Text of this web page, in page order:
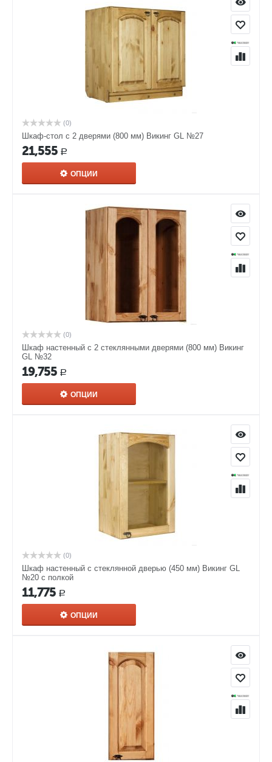
(0)
Шкаф-стол с 2 дверями (800 мм) Викинг GL №27
21,555 Р
ОПЦИИ
(0)
Шкаф настенный с 2 стеклянными дверями (800 мм) Викинг
GL №32
19,755 Р
ОПЦИИ
(0)
Шкаф настенный с стеклянной дверью (450 мм) Викинг GL
№20 с полкой
11,775 Р
ОПЦИИ